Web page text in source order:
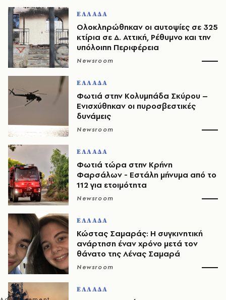
ΕΛΛΑΔΑ
Ολοκληρώθηκαν οι αυτοψίες σε 325
κτίρια σε Δ. Αττική, Ρέθυμνο και την
υπόλοιπη Περιφέρεια
Newsroom
ΕΛΛΑΔΑ
Φωτιά στην Κολυμπάδα Σκύρου –
Ενισχύθηκαν οι πυροσβεστικές
δυνάμεις
Newsroom
ΕΛΛΑΔΑ
Φωτιά τώρα στην Κρήνη
Φαρσάλων - Εστάλη μήνυμα από το
112 για ετοιμότητα
Newsroom
ΕΛΛΑΔΑ
Κώστας Σαμαράς: Η συγκινητική
ανάρτηση έναν χρόνο μετά τον
θάνατο της Λένας Σαμαρά
Newsroom
ΕΛΛΑΔΑ